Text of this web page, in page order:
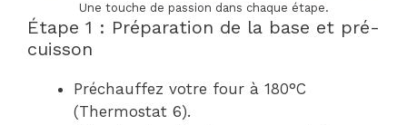
Une touche de passion dans chaque étape.
Étape 1 : Préparation de la base et pré-
cuisson
Préchauffez votre four à 180°C
(Thermostat 6).